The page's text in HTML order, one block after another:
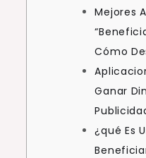
Mejores
Cómo
Ganar
¿qué Es